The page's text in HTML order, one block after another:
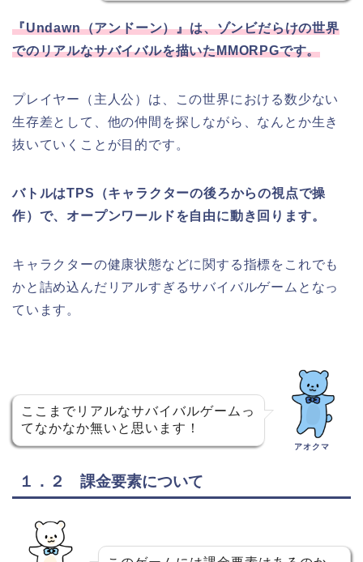
『Undawn（アンドーン）』は、ゾンビだらけの世界
でのリアルなサバイバルを描いたMMORPGです。
プレイヤー（主人公）は、この世界における数少ない
生存差として、他の仲間を探しながら、なんとか生き
抜いていくことが目的です。
バトルはTPS（キャラクターの後ろからの視点で操
作）で、オープンワールドを自由に動き回ります。
キャラクターの健康状態などに関する指標をこれでも
かと詰め込んだリアルすぎるサバイバルゲームとなっ
ています。
ここまでリアルなサバイバルゲームっ
てなかなか無いと思います！
アオクマ
１．２ 課金要素について